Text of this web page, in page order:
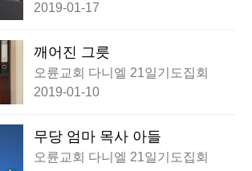
2019-01-17
깨어진 그릇
오륜교회 다니엘 21일기도집회
2019-01-10
무당 엄마 목사 아들
오륜교회 다니엘 21일기도집회